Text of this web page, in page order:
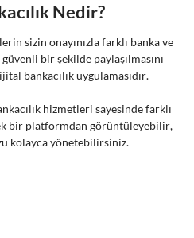
Nedir?
sizin onayınızla farklı banka ve
bir şekilde paylaşılmasını
bankacılık uygulamasıdır.
hizmetleri sayesinde farklı
bir platformdan görüntüleyebilir,
kolayca yönetebilirsiniz.